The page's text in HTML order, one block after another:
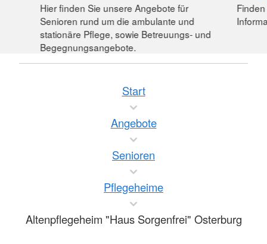
Hier finden Sie unsere Angebote für
Senioren rund um die ambulante und
stationäre Pflege, sowie Betreuungs- und
Begegnungsangebote.
Start
Angebote
Senioren
Pflegeheime
Altenpflegeheim "Haus Sorgenfrei" Osterburg